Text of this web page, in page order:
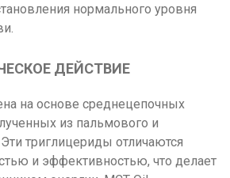
нормального уровня
ДЕЙСТВИЕ
на основе среднецепочных
из пальмового и
триглицериды отличаются
и эффективностью, что делает